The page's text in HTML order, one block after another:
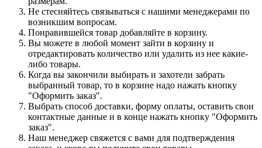
Не стесняйтесь связываться с нашими менеджерами по
возникшим вопросам.
Понравившейся товар добавляйте в корзину.
Вы можете в любой момент зайти в корзину и
отредактировать количество или удалить из нее какие-
либо товары.
Когда вы закончили выбирать и захотели забрать
выбранный товар, то в корзине надо нажать кнопку
"Оформить заказ".
Выбрать способ доставки, форму оплаты, оставить свои
контактные данные и в конце нажать кнопку "Оформить
заказ".
Наш менеджер свяжется с вами для подтверждения